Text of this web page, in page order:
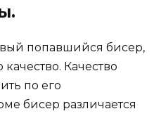
попавшийся бисер,
качество. Качество
по его
бисер различается